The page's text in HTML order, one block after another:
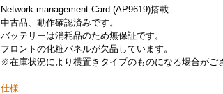
Network management Card (AP9619)搭載
中古品、動作確認済みです。
バッテリーは消耗品のため無保証です。
フロントの化粧パネルが欠品しています。
※在庫状況により横置きタイプのものになる場合がご
仕様